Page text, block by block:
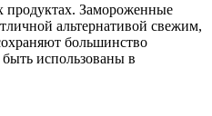
продуктах. Замороженные
альтернативой свежим,
большинство
использованы в